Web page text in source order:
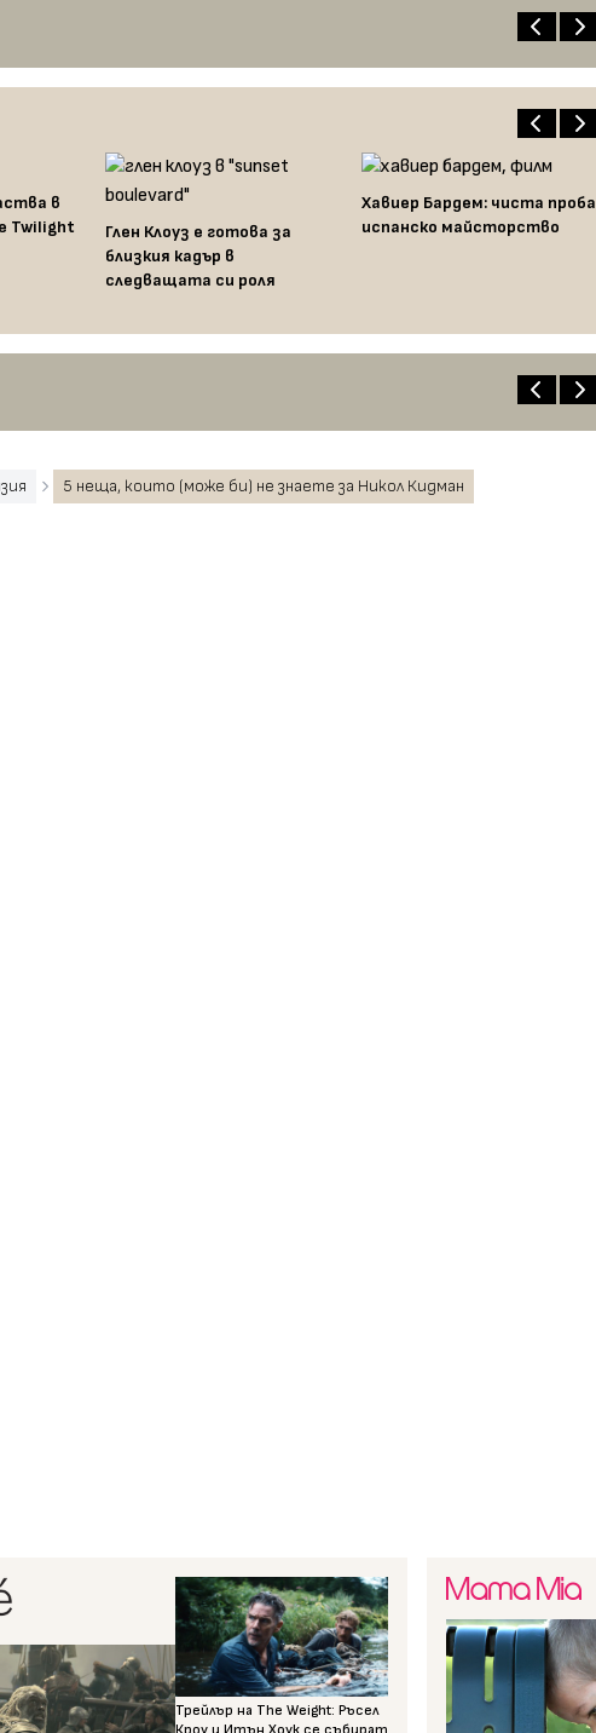
в
Twilight
Глен Клоуз е готова за
близкия кадър в
следващата си роля
Хавиер Бардем: чиста проба
испанско майсторство
5 неща, които (може би) не знаете за Никол Кидман
Трейлър на The Weight: Ръсел